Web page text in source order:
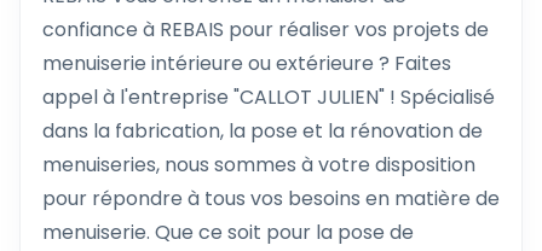
confiance à REBAIS pour réaliser vos projets de
menuiserie intérieure ou extérieure ? Faites
appel à l'entreprise "CALLOT JULIEN" ! Spécialisé
dans la fabrication, la pose et la rénovation de
menuiseries, nous sommes à votre disposition
pour répondre à tous vos besoins en matière de
menuiserie. Que ce soit pour la pose de